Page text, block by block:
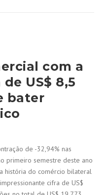
com a
US$ 8,5
bater
de -32,94% nas
primeiro semestre deste ano
história do comércio bilateral
cifra de US$